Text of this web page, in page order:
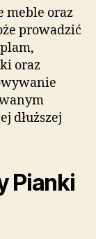
meble oraz
prowadzić
oraz
dłuższej
Pianki